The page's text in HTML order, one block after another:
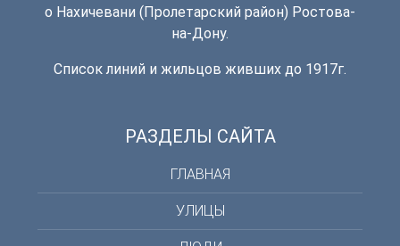
о Нахичевани (Пролетарский район) Ростова-
на-Дону.
Список линий и жильцов живших до 1917г.
РАЗДЕЛЫ САЙТА
ГЛАВНАЯ
УЛИЦЫ